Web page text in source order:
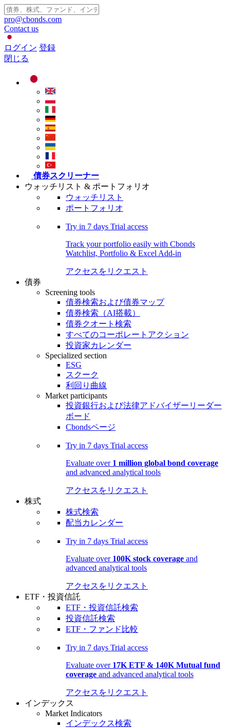
pro@cbonds.com
Contact us
ログイン 登録
閉じる
債券スクリーナー
ウォッチリスト & ポートフォリオ
ウォッチリスト
ポートフォリオ
Try in 7 days Trial access
Track your portfolio easily with Cbonds
Watchlist, Portfolio & Excel Add-in
アクセスをリクエスト
債券
Screening tools
債券検索および債券マップ
債券検索（AI搭載）
債券クオート検索
すべてのコーポレートアクション
投資家カレンダー
Specialized section
ESG
スクーク
利回り曲線
Market participants
投資銀行および法律アドバイザーリーダー
ボード
Cbondsページ
Try in 7 days Trial access
Evaluate over 1 million global bond coverage
and advanced analytical tools
アクセスをリクエスト
株式
株式検索
配当カレンダー
Try in 7 days Trial access
Evaluate over 100K stock coverage and
advanced analytical tools
アクセスをリクエスト
ETF・投資信託
ETF・投資信託検索
投資信託検索
ETF・ファンド比較
Try in 7 days Trial access
Evaluate over 17K ETF & 140K Mutual fund
coverage and advanced analytical tools
アクセスをリクエスト
インデックス
Market Indicators
インデックス検索